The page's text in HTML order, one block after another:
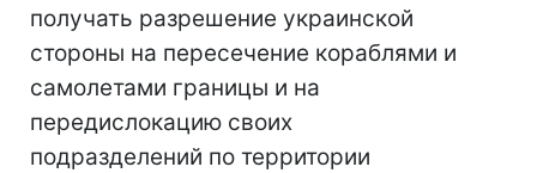
получать разрешение украинской
стороны на пересечение кораблями и
самолетами границы и на
передислокацию своих
подразделений по территории